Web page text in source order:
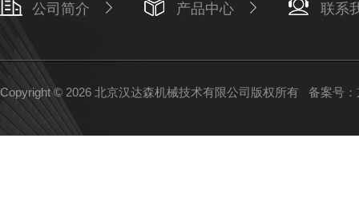
公司简介 产品中心 联系
Copyright © 2026 北京汉达森机械技术有限公司版权所有 备案号：